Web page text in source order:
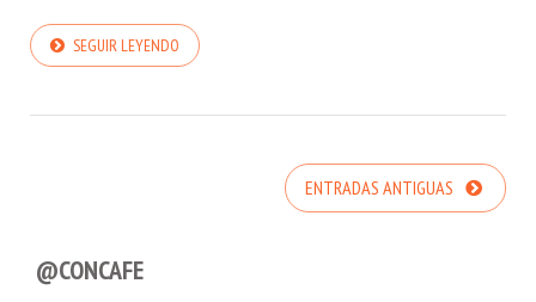
SEGUIR LEYENDO
ENTRADAS ANTIGUAS
@CONCAFE